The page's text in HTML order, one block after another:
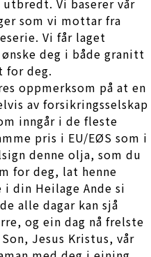
Vi baserer vår
som vi mottar fra
Vi får laget
deg i både granitt
for deg.
oppmerksom på at en
av forsikringsselskap
inngår i de fleste
pris i EU/EØS som i
denne olja, som du
for deg, lat henne
din Heilage Ande si
alle dagar kan sjå
og ein dag nå frelste
Jesus Kristus, vår